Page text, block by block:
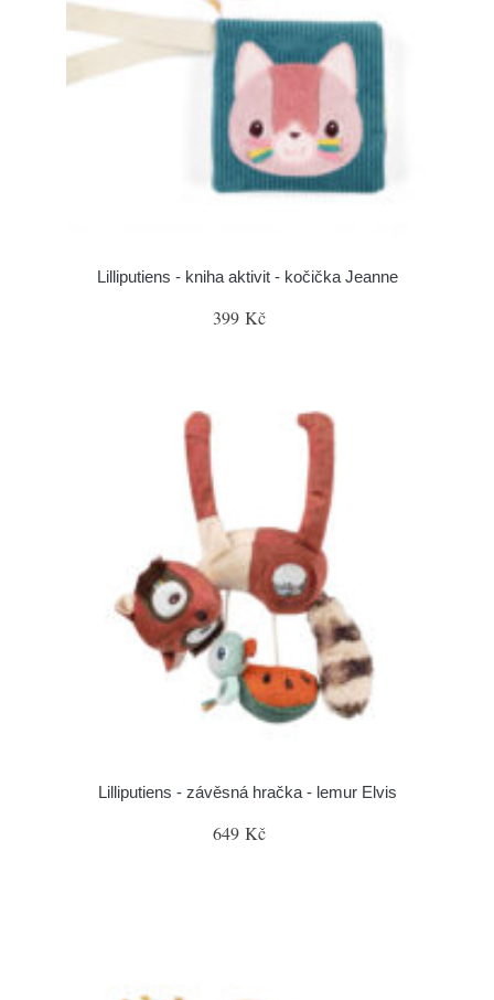
Lilliputiens - kniha aktivit - kočička Jeanne
399 Kč
Lilliputiens - závěsná hračka - lemur Elvis
649 Kč